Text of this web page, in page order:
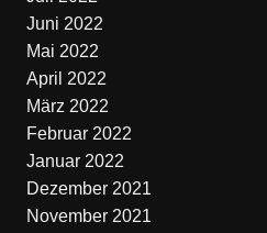
Juni 2022
Mai 2022
April 2022
März 2022
Februar 2022
Januar 2022
Dezember 2021
November 2021